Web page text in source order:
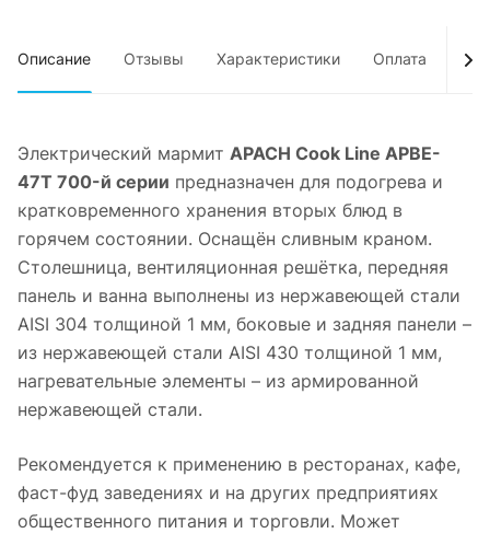
Описание Отзывы Характеристики Оплата
Электрический мармит APACH Cook Line APBE-
47T 700-й серии предназначен для подогрева и
кратковременного хранения вторых блюд в
горячем состоянии. Оснащён сливным краном.
Столешница, вентиляционная решётка, передняя
панель и ванна выполнены из нержавеющей стали
AISI 304 толщиной 1 мм, боковые и задняя панели –
из нержавеющей стали AISI 430 толщиной 1 мм,
нагревательные элементы – из армированной
нержавеющей стали.
Рекомендуется к применению в ресторанах, кафе,
фаст-фуд заведениях и на других предприятиях
общественного питания и торговли. Может